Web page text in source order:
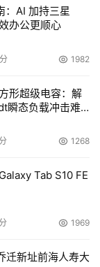
向器级的交换
架式交换机，
的固定端口交换
心内较大的导
边缘的小型固定
IP - FC/IP）或
设施的情况和项
成功进行SAN孤
：AI 加持三星
办公更顺心
1982
形超级电容：解
瞬态负载冲击难
1268
Tab S10 FE
1969
迁新址前海人寿大